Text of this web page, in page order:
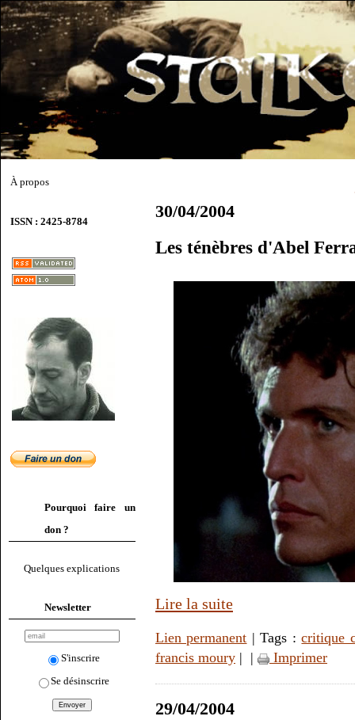
À propos
ISSN : 2425-8784
Pourquoi faire un
don ?
Quelques explications
Newsletter
S'inscrire
Se désinscrire
30/04/2004
Les ténèbres d'Abel
Lire la suite
Lien permanent | Tags :critique
francis moury | | Imprimer
29/04/2004